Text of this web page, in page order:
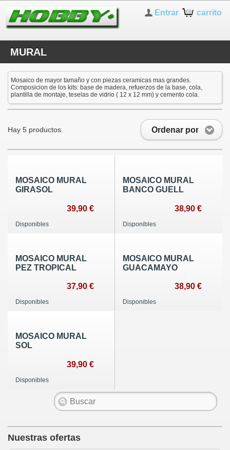
carrito
Entrar
MURAL
Mosaico de mayor tamaño y con piezas ceramicas mas grandes.
Composicion de los kits: base de madera, refuerzos de la base, cola,
plantilla de montaje, teselas de vidrio ( 12 x 12 mm) y cemento cola.
Ordenar por
Hay 5 productos.
MOSAICO MURAL
GIRASOL
39,90 €
Disponibles
MOSAICO MURAL
BANCO GUELL
38,90 €
Disponibles
MOSAICO MURAL
PEZ TROPICAL
37,90 €
Disponibles
MOSAICO MURAL
GUACAMAYO
38,90 €
Disponibles
MOSAICO MURAL
SOL
39,90 €
Disponibles
Nuestras ofertas